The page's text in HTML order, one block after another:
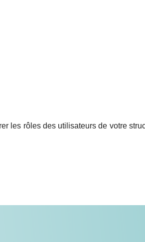
les rôles des utilisateurs de votre